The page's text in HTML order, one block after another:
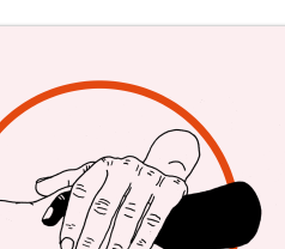
Spaniens
betritt
Dienstag
linksalternativen
und -verkäufe
Internetkonzerne